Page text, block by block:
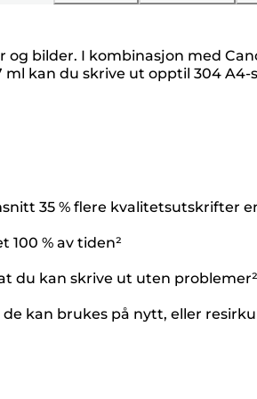
bilder. I kombinasjon med
kan du skrive ut opptil 304 A4-
35 % flere kvalitetsutskrifter
% av tiden²
du kan skrive ut uten problemer²
kan brukes på nytt, eller